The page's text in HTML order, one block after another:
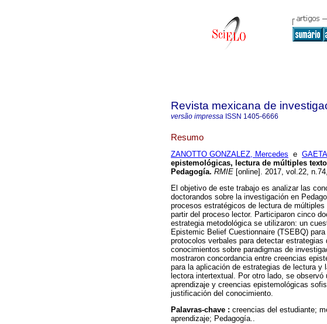
Revista mexicana de
versão impressa ISSN 1405-6666
Resumo
ZANOTTO GONZALEZ, Mercedes e
epistemológicas, lectura de múltiples
Pedagogía. RMIE [online]. 2017, vol.22,
El objetivo de este trabajo es analizar las
doctorandos sobre la investigación en
procesos estratégicos de lectura de
partir del proceso lector. Participaron cinco
estrategia metodológica se utilizaron: un
Epistemic Belief Cuestionnaire (TSEBQ)
protocolos verbales para detectar
conocimientos sobre paradigmas de
mostraron concordancia entre creencias
para la aplicación de estrategias de lectura y
lectora intertextual. Por otro lado, se
aprendizaje y creencias epistemológicas
justificación del conocimiento.
Palavras-chave : creencias del estudiante;
aprendizaje; Pedagogía..